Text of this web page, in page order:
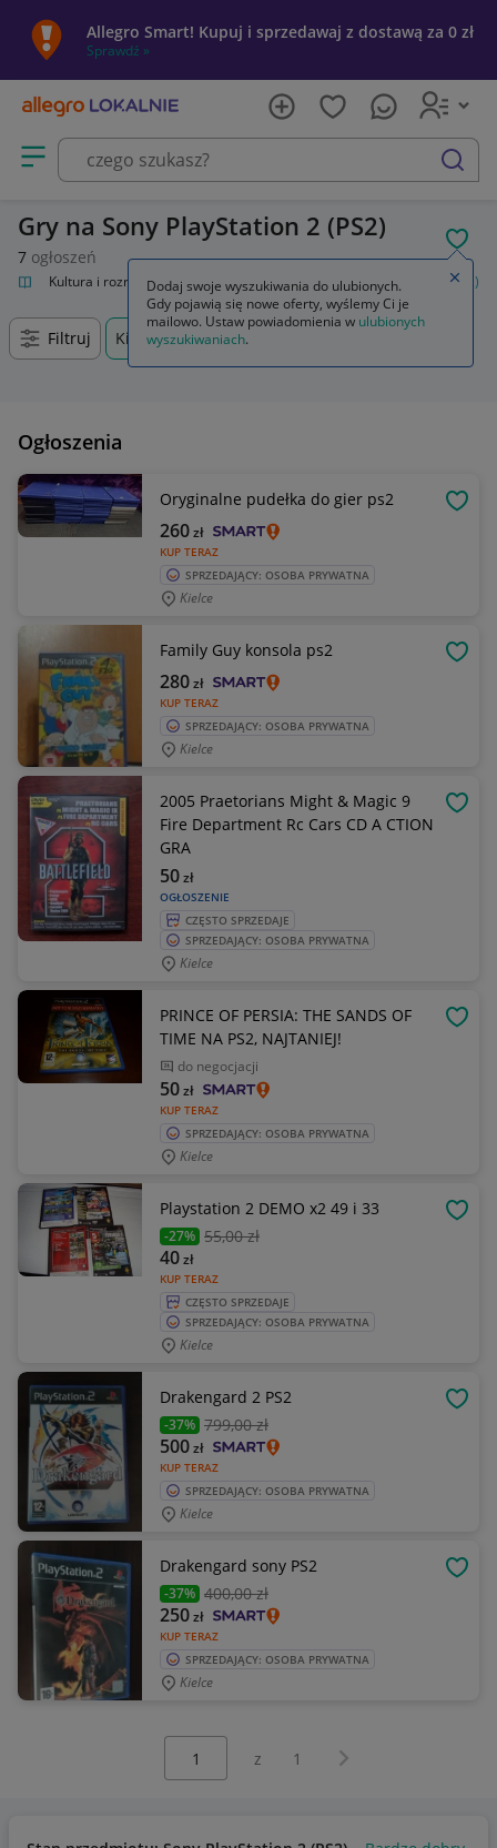
Allegro Smart! Kupuj i sprzedawaj z dostawą za 0 zł
Sprawdź »
Otwórz menu z kategoriami
szukaj
Gry na Sony PlayStation 2 (PS2)
7 ogłoszeń
Kultura i rozrywka Gry Gry na konsole Sony PlayStation 2 (PS2)
Filtruj Kielce, Świętokrzyskie, +0 km
Ogłoszenia
Oryginalne pudełka do gier ps2
KUP TERAZ
260zł
SPRZEDAJĄCY: OSOBA PRYWATNA
Kielce
Family Guy konsola ps2
KUP TERAZ
280zł
SPRZEDAJĄCY: OSOBA PRYWATNA
Kielce
2005 Praetorians Might & Magic 9
Fire Department Rc Cars CD A CTION
GRA
OGŁOSZENIE
50zł
CZĘSTO SPRZEDAJE
SPRZEDAJĄCY: OSOBA PRYWATNA
Kielce
PRINCE OF PERSIA: THE SANDS OF
TIME NA PS2, NAJTANIEJ!
do negocjacji
KUP TERAZ
50zł
SPRZEDAJĄCY: OSOBA PRYWATNA
Kielce
Playstation 2 DEMO x2 49 i 33
-27% 55,00 zł
KUP TERAZ
40zł
CZĘSTO SPRZEDAJE
SPRZEDAJĄCY: OSOBA PRYWATNA
Kielce
Drakengard 2 PS2
-37% 799,00 zł
KUP TERAZ
500zł
SPRZEDAJĄCY: OSOBA PRYWATNA
Kielce
Drakengard sony PS2
-37% 400,00 zł
KUP TERAZ
250zł
SPRZEDAJĄCY: OSOBA PRYWATNA
Kielce
z 1 Następna strona
Dodaj swoje wyszukiwania do ulubionych.
Gdy pojawią się nowe oferty, wyślemy Ci je
mailowo. Ustaw powiadomienia w ulubionych
wyszukiwaniach.